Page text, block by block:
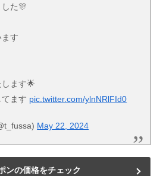
た🎊
す
ます🌟
ます pic.twitter.com/ylnNRlFId0
May 22, 2024
ンの価格をチェック